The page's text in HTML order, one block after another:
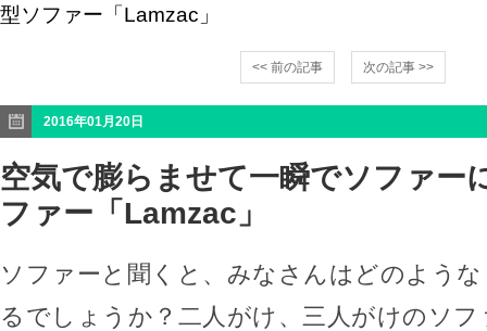
型ソファー「Lamzac」
<< 前の記事 次の記事 >>
2016年01月20日
空気で膨らませて一瞬でソファー
ファー「Lamzac」
ソファーと聞くと、みなさんはどのよう
るでしょうか？二人がけ、三人がけのソ